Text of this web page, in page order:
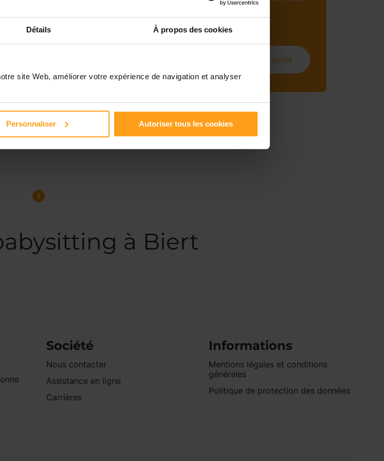
Détails À propos des cookies
site Web, améliorer votre expérience de navigation et analyser
Personnaliser Autoriser tous les cookies
Obtenir un devis
1
à Biert
Société
Nous contacter
Assistance en ligne
Carrières
Informations
Mentions légales et conditions
générales
Politique de protection des données